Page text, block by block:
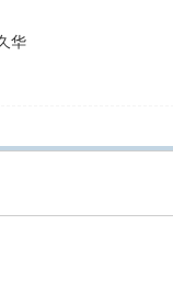
华